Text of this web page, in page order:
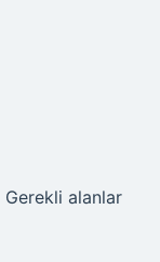
Gerekli alanlar